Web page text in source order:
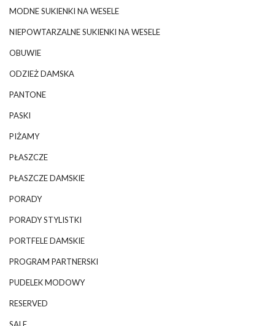
MODNE SUKIENKI NA WESELE
NIEPOWTARZALNE SUKIENKI NA WESELE
OBUWIE
ODZIEŻ DAMSKA
PANTONE
PASKI
PIŻAMY
PŁASZCZE
PŁASZCZE DAMSKIE
PORADY
PORADY STYLISTKI
PORTFELE DAMSKIE
PROGRAM PARTNERSKI
PUDELEK MODOWY
RESERVED